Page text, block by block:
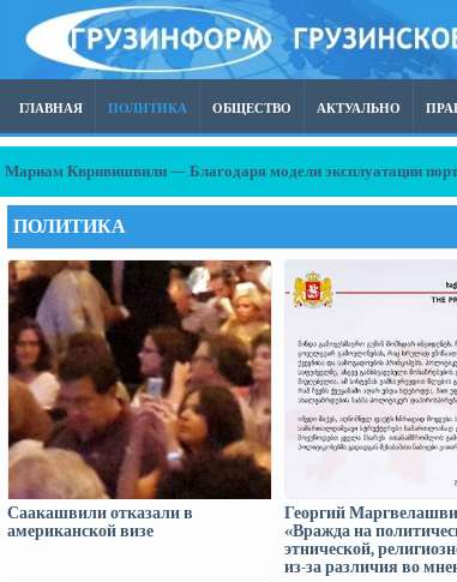
ГЛАВНАЯ ПОЛИТИКА ОБЩЕСТВО АКТУАЛЬНО
Мариам Квривишвили — Благодаря модели эксплуатации
ПОЛИТИКА
Саакашвили отказали в
американской визе
Георгий
«Вражда на
этнической,
из-за различия во